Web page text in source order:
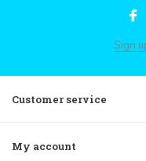
Sign
Customer service
My account